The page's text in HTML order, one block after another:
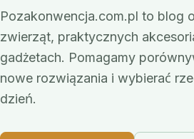
Pozakonwencja.com.pl to blog
zwierząt, praktycznych
gadżetach. Pomagamy
nowe rozwiązania i wybierać
dzień.